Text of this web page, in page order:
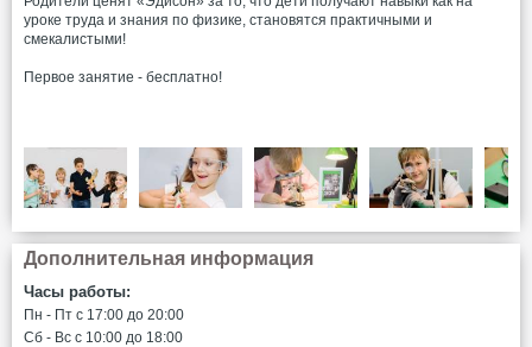
уроке труда и знания по физике, становятся практичными и
смекалистыми!
Первое занятие - бесплатно!
Дополнительная информация
Часы работы:
Пн - Пт c 17:00 до 20:00
Сб - Вс c 10:00 до 18:00